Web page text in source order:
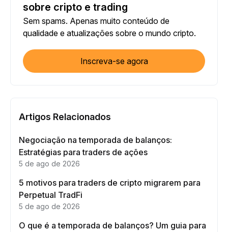
sobre cripto e trading
Sem spams. Apenas muito conteúdo de
qualidade e atualizações sobre o mundo cripto.
Inscreva-se agora
Artigos Relacionados
Negociação na temporada de balanços:
Estratégias para traders de ações
5 de ago de 2026
5 motivos para traders de cripto migrarem para
Perpetual TradFi
5 de ago de 2026
O que é a temporada de balanços? Um guia para